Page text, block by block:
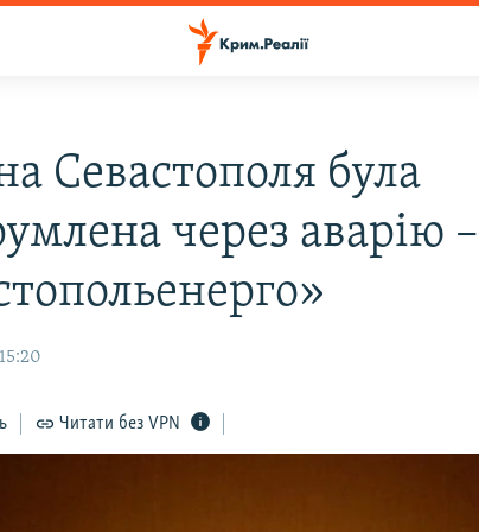
Севастополя була
через аварію –
Читати без VPN